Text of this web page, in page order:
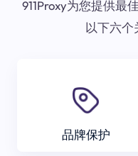
911Proxy为您提供最
以下六个
品牌保护